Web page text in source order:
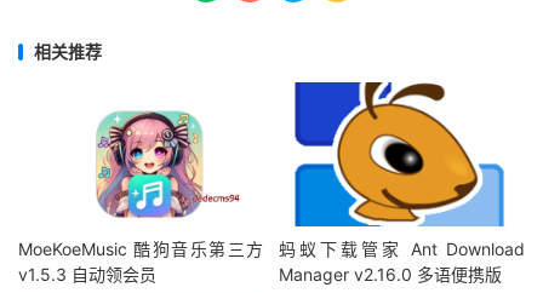
相关推荐
MoeKoeMusic 酷狗音乐第三方
v1.5.3 自动领会员
蚂蚁下载管家 Ant Download
Manager v2.16.0 多语便携版